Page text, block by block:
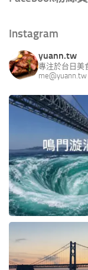
Instagram
yuann.tw
專注於台日美
me@yuann.tw